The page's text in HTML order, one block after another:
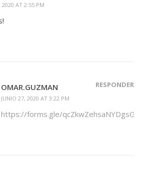
2020 AT 2:55 PM
OMAR.GUZMAN
JUNIO 27, 2020 AT 3:22 PM
RESPONDER
https://forms.gle/qcZkwZehsaNYDgsGA